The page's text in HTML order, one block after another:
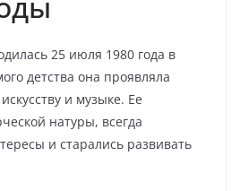
25 июля 1980 года в
детства она проявляла
и музыке. Ее
натуры, всегда
и старались развивать